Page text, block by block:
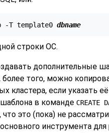
-T template0 dbname
строки ОС.
дополнительные
более того, можно
кластера, если указать
в команде CREATE
что это (пока) не
инструмента для